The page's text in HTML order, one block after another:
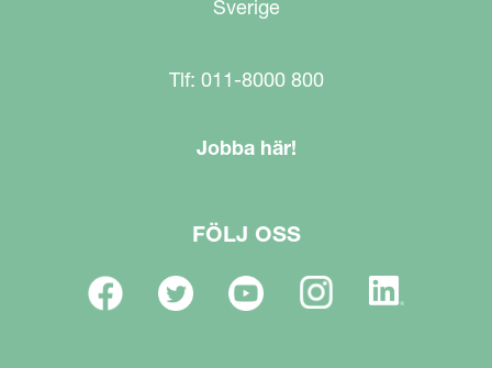
Sverige
Tlf: 011-8000 800
Jobba här!
FÖLJ OSS